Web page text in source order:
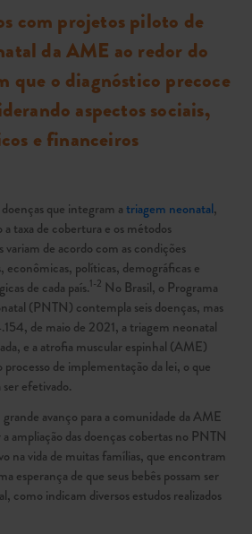
com projetos piloto de
da AME ao redor do
que o diagnóstico precoce
aspectos sociais,
e financeiros
que integram atriagem neonatal,
a taxa de cobertura e os métodos
variam de acordo com as condições
econômicas, políticas, demográficas e
de cada país.1-2 No Brasil, o Programa
(PNTN) contempla seis doenças, mas
de maio de 2021, a triagem neonatal
e a atrofia muscular espinhal (AME)
de implementação da lei, o que
ser efetivado.
avanço para a comunidade da AME
ampliação das doenças cobertas no PNTN
na vida de muitas famílias, que encontram
esperança de que seus bebês possam ser
como indicam diversos estudos realizados